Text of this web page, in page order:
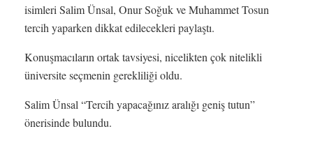
isimleri Salim Ünsal, Onur Soğuk ve Muhammet Tosun
tercih yaparken dikkat edilecekleri paylaştı.
Konuşmacıların ortak tavsiyesi, nicelikten çok nitelikli
üniversite seçmenin gerekliliği oldu.
Salim Ünsal “Tercih yapacağınız aralığı geniş tutun”
önerisinde bulundu.